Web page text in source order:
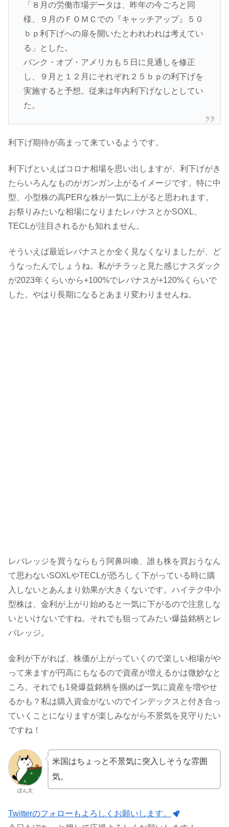
「８月の労働市場データは、昨年の今ごろと同
様、９月のＦＯＭＣでの『キャッチアップ』５０
ｂｐ利下げへの扉を開いたとわれわれは考えてい
る」とした。
バンク・オブ・アメリカも５日に見通しを修正
し、９月と１２月にそれぞれ２５ｂｐの利下げを
実施すると予想。従来は年内利下げなしとしてい
た。
利下げ期待が高まって来ているようです。
利下げといえばコロナ相場を思い出しますが、利下げがき
たらいろんなものがガンガン上がるイメージです。特に中
型、小型株の高PERな株が一気に上がると思われます。
お祭りみたいな相場になりまたレバナスとかSOXL、
TECLが注目されるかも知れません。
そういえば最近レバナスとか全く見なくなりましたが、ど
うなったんでしょうね。私がチラッと見た感じナスダック
が2023年くらいから+100%でレバナスが+120%くらいで
した。やはり長期になるとあまり変わりませんね。
レバレッジを買うならもう阿鼻叫喚、誰も株を買おうなん
て思わないSOXLやTECLが恐ろしく下がっている時に購
入しないとあんまり効果が大きくないです。ハイテク中小
型株は、金利が上がり始めると一気に下がるので注意しな
いといけないですね。それでも狙ってみたい爆益銘柄とレ
バレッジ。
金利が下がれば、株価が上がっていくので楽しい相場がや
って来ますが円高にもなるので資産が増えるかは微妙なと
ころ。それでも1発爆益銘柄を掴めば一気に資産を増やせ
るかも？私は購入資金がないのでインデックスと付き合っ
ていくことになりますが楽しみながら不景気を見守りたい
ですね！
ぽん太
米国はちょっと不景気に突入しそうな雰囲
気。
Twitterのフォローもよろしくお願いします。